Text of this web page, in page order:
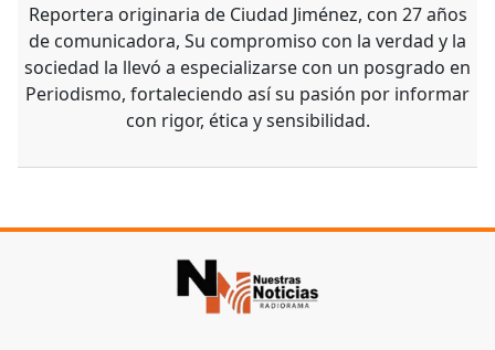
Reportera originaria de Ciudad Jiménez, con 27 años
de comunicadora, Su compromiso con la verdad y la
sociedad la llevó a especializarse con un posgrado en
Periodismo, fortaleciendo así su pasión por informar
con rigor, ética y sensibilidad.